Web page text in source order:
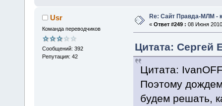
Usr
Команда переводчиков
Сообщений: 392
Репутация: 42
Re: Сайт Правда-МЛМ -
« Ответ #249 : 08 Июня
Цитата: Сергей
Цитата:
Поэтому
будем решать,